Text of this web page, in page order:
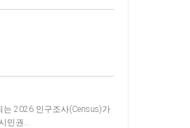
2026 인구조사(Census)​가
민권…